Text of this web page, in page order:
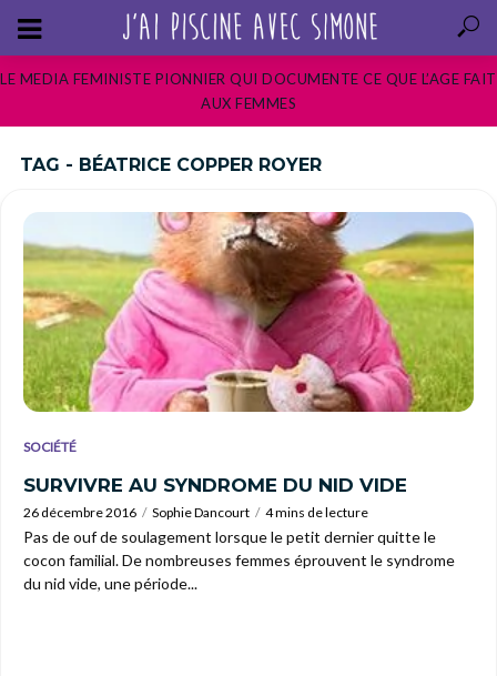
LE MEDIA FEMINISTE PIONNIER QUI DOCUMENTE CE QUE L’AGE FAIT
AUX FEMMES
TAG - BÉATRICE COPPER ROYER
SOCIÉTÉ
SURVIVRE AU SYNDROME DU NID VIDE
26 décembre 2016 Sophie Dancourt 4 mins de lecture
Pas de ouf de soulagement lorsque le petit dernier quitte le
cocon familial. De nombreuses femmes éprouvent le syndrome
du nid vide, une période...